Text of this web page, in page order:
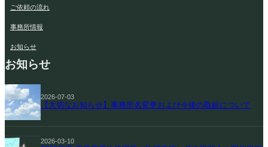
ご依頼の流れ
事務所情報
お知らせ
お知らせ
2026-07-03
【大切なお知らせ】事務所名変更および今後の取組について
2026-03-10